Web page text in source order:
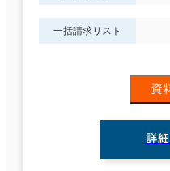
一括請求リスト
資
詳